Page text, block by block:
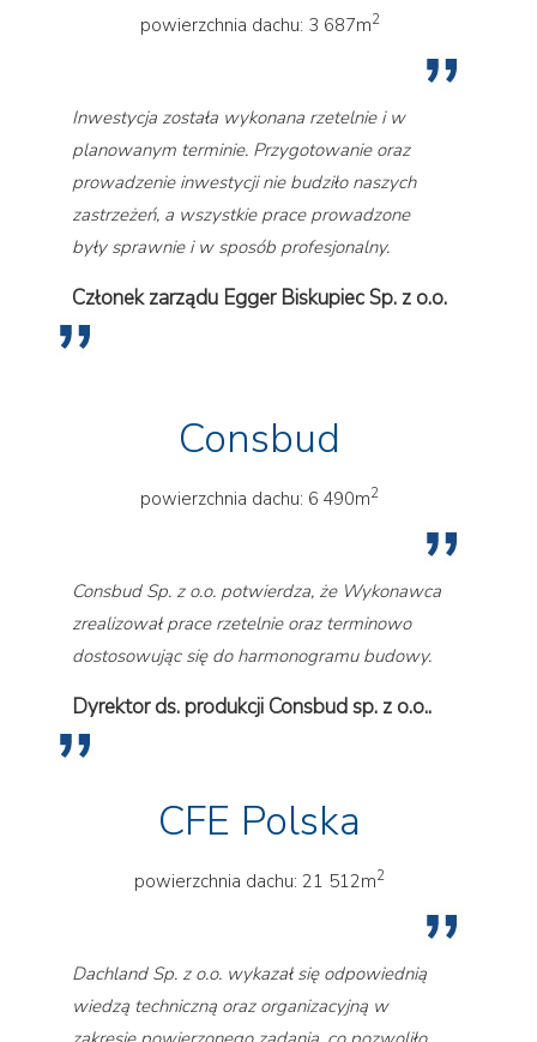
powierzchnia dachu: 3 687m2
Inwestycja została wykonana rzetelnie i w
planowanym terminie. Przygotowanie oraz
prowadzenie inwestycji nie budziło naszych
zastrzeżeń, a wszystkie prace prowadzone
były sprawnie i w sposób profesjonalny.
Członek zarządu Egger Biskupiec Sp. z o.o.
Consbud
powierzchnia dachu: 6 490m2
Consbud Sp. z o.o. potwierdza, że Wykonawca
zrealizował prace rzetelnie oraz terminowo
dostosowując się do harmonogramu budowy.
Dyrektor ds. produkcji Consbud sp. z o.o..
CFE Polska
powierzchnia dachu: 21 512m2
Dachland Sp. z o.o. wykazał się odpowiednią
wiedzą techniczną oraz organizacyjną w